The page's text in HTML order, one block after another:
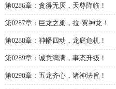
第0286章：贪得无厌，天尊降临！
第0287章：巨龙之巢，拉·翼神龙！
第0288章：神幡四动，龙庭危机！
第0289章：诚意满满，事态升级！
第0290章：五龙齐心，诸神法旨！